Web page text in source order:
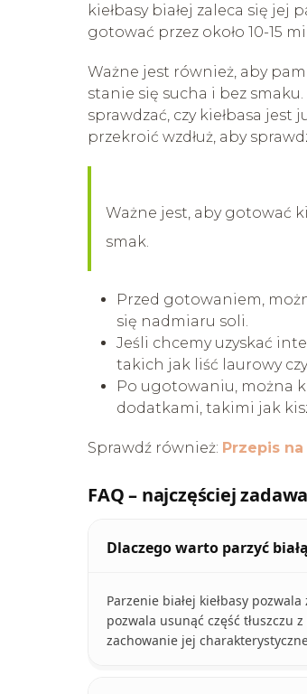
kiełbasy białej zaleca się jej
gotować przez około 10-15
Ważne jest również, aby
stanie się sucha i bez
sprawdzać, czy kiełbasa jest
przekroić wzdłuż, aby
Ważne jest, aby gotować
smak.
Przed gotowaniem,
się nadmiaru soli.
Jeśli chcemy uzyskać
takich jak liść laurowy
Po ugotowaniu, można
dodatkami, takimi jak
Sprawdź również: Przepis
FAQ – najczęściej
Dlaczego warto parzyć
Parzenie białej kiełbasy
pozwala usunąć część tłuszczu
zachowanie jej